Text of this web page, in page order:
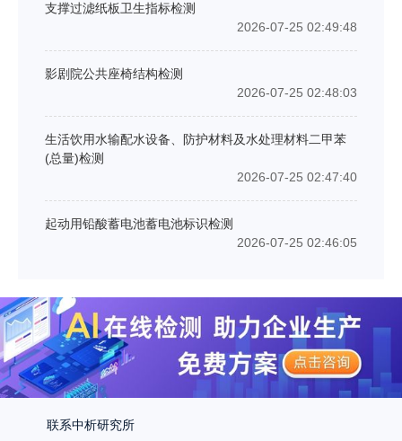
支撑过滤纸板卫生指标检测
2026-07-25 02:49:48
影剧院公共座椅结构检测
2026-07-25 02:48:03
生活饮用水输配水设备、防护材料及水处理材料二甲苯
(总量)检测
2026-07-25 02:47:40
起动用铅酸蓄电池蓄电池标识检测
2026-07-25 02:46:05
联系中析研究所